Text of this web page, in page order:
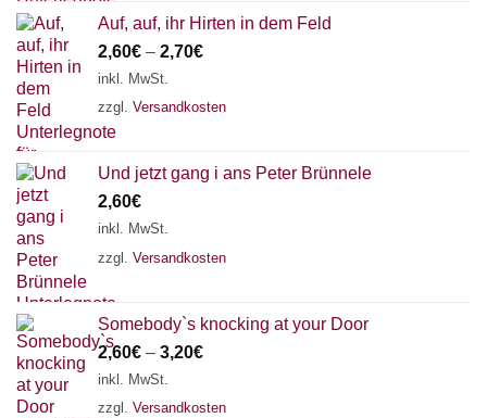
Auf, auf, ihr Hirten in dem Feld
2,60€ – 2,70€
inkl. MwSt.
zzgl. Versandkosten
Und jetzt gang i ans Peter Brünnele
2,60€
inkl. MwSt.
zzgl. Versandkosten
Somebody`s knocking at your Door
2,60€ – 3,20€
inkl. MwSt.
zzgl. Versandkosten